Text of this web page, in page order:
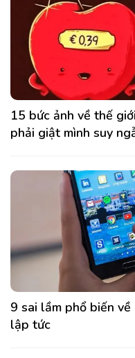
15 bức ảnh về thế
phải giật mình suy
9 sai lầm phổ biến
lập tức